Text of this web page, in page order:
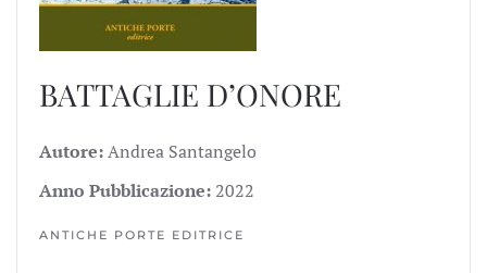
BATTAGLIE D’ONORE
Autore:Andrea Santangelo
Anno Pubblicazione: 2022
ANTICHE PORTE EDITRICE